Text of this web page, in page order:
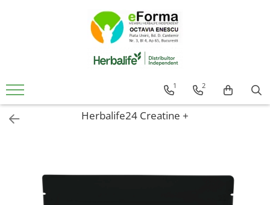
Slabire Sanatoasa Rapida
Ingrasare Sanatoasa Rapida
Mic Dejun Inteligent
Solutii Pentru Femei
Detoxifiere Herbalife
1 2
Herbalife24 Creatine +